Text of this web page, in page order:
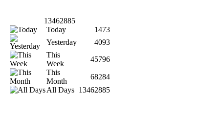
13462885
Today
1473
Yesterday
4093
This
Week
45796
This
Month
68284
All Days
13462885